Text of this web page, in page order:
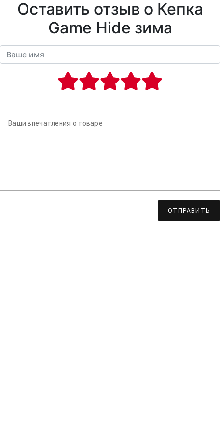
Оставить отзыв о Кепка
Game Hide зима
ОТПРАВИТЬ